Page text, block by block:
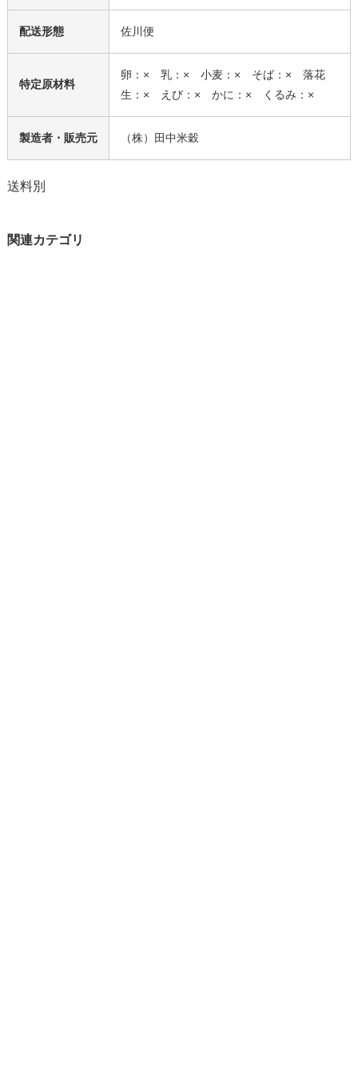
配送形態 佐川便
特定原材料
卵：× 乳：× 小麦：× そば：× 落花
生：× えび：× かに：× くるみ：×
製造者・販売元 （株）田中米穀
送料別